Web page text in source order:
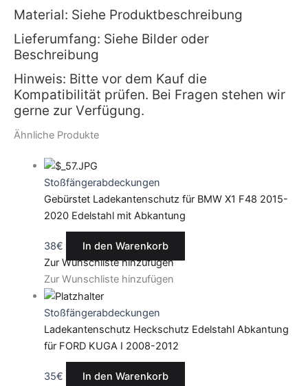
Material: Siehe Produktbeschreibung
Lieferumfang: Siehe Bilder oder
Beschreibung
Hinweis: Bitte vor dem Kauf die
Kompatibilität prüfen. Bei Fragen stehen wir
gerne zur Verfügung.
Ähnliche Produkte
Stoßfängerabdeckungen
Gebürstet Ladekantenschutz für BMW X1 F48 2015-
2020 Edelstahl mit Abkantung
38€
In den Warenkorb
Zur Wunschliste hinzufügen
Zur Wunschliste hinzufügen
Stoßfängerabdeckungen
Ladekantenschutz Heckschutz Edelstahl Abkantung
für FORD KUGA I 2008-2012
35€
In den Warenkorb